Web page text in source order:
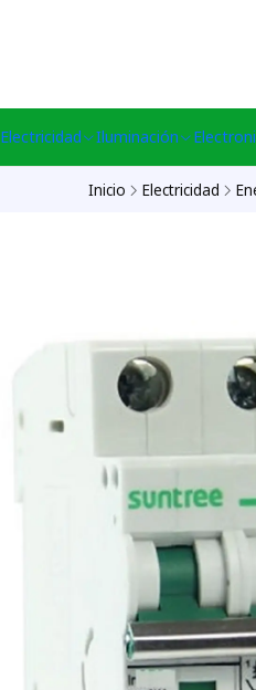
Electricidad Iluminación
Inicio Electricidad